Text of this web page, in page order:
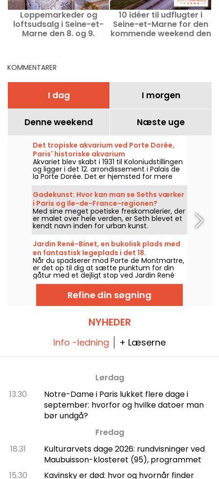
Loppemarkeder og
loftsudsalg i Seine-et-
Marne den 8. og 9.
10 idéer til udflugter i
Seine-et-Marne for den
kommende weekend den
KOMMENTARER
I dag I morgen
Denne weekend Næste uge
Det tropiske akvarium ved Porte Dorée,
Paris' historiske akvarium
Akvariet blev skabt i 1931 til Koloniudstillingen
og ligger i det 12. arrondissement i Palais de
la Porte Dorée. Det er hjemsted for mere
end 750 arter af småfisk, og det bedste af
det hele er, at der er gratis adgang for unge
under 26 år!
Gadekunst: Hvor kan man se Seths værker
i Paris og Ile-de-France-regionen?
Med sine meget poetiske freskomalerier, der
er malet over hele verden, er Seth blevet et
kendt navn inden for urban kunst.
Gadekunstneren, der oprindeligt er fra Paris,
har skabt adskillige værker på facaderne af
bygninger i og omkring byen. Hvis du er fan
af hans arbejde, kan du her beundre nogle
af Seths freskoer i Paris og Ile-de-France-
regionen.
Jardin René-Binet, en bukolisk plads med
en fantastisk legeplads i det 18.
arrondissement.
Når du spadserer mod Porte de Montmartre,
er det op til dig at sætte punktum for din
gåtur med et dejligt stop ved Jardin René
Binet i det 18. arrondissement.
Refine din søgning
NYHEDER
Info -ledning + Læserne
Lørdag
13.30
Notre-Dame i Paris lukket flere dage i
september: hvorfor og hvilke datoer man
bør undgå?
Fredag
18.31
Kulturarvets dage 2026: rundvisninger ved
Maubuisson-klosteret (95), programmet
15.30
Kavinsky er død: hvor og hvornår finder